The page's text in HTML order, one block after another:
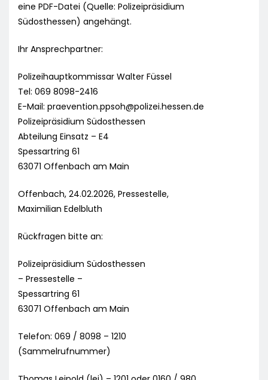
eine PDF-Datei (Quelle: Polizeipräsidium
Südosthessen) angehängt.
Ihr Ansprechpartner:
Polizeihauptkommissar Walter Füssel
Tel: 069 8098-2416
E-Mail: praevention.ppsoh@polizei.hessen.de
Polizeipräsidium Südosthessen
Abteilung Einsatz – E4
Spessartring 61
63071 Offenbach am Main
Offenbach, 24.02.2026, Pressestelle,
Maximilian Edelbluth
Rückfragen bitte an:
Polizeipräsidium Südosthessen
– Pressestelle –
Spessartring 61
63071 Offenbach am Main
Telefon: 069 / 8098 – 1210
(Sammelrufnummer)